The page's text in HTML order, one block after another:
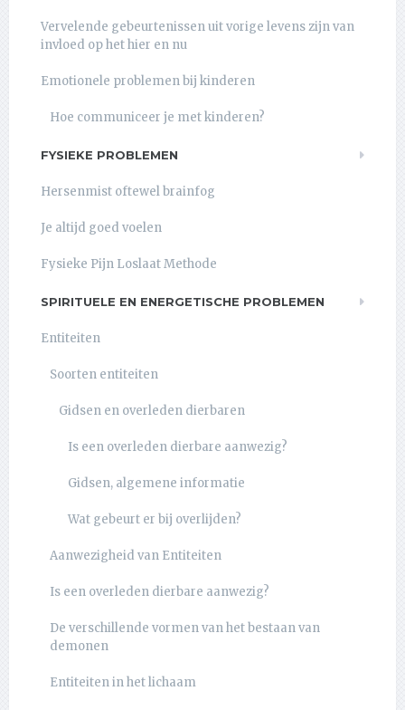
Vervelende gebeurtenissen uit vorige levens zijn van
invloed op het hier en nu
Emotionele problemen bij kinderen
Hoe communiceer je met kinderen?
FYSIEKE PROBLEMEN
Hersenmist oftewel brainfog
Je altijd goed voelen
Fysieke Pijn Loslaat Methode
SPIRITUELE EN ENERGETISCHE PROBLEMEN
Entiteiten
Soorten entiteiten
Gidsen en overleden dierbaren
Is een overleden dierbare aanwezig?
Gidsen, algemene informatie
Wat gebeurt er bij overlijden?
Aanwezigheid van Entiteiten
Is een overleden dierbare aanwezig?
De verschillende vormen van het bestaan van
demonen
Entiteiten in het lichaam